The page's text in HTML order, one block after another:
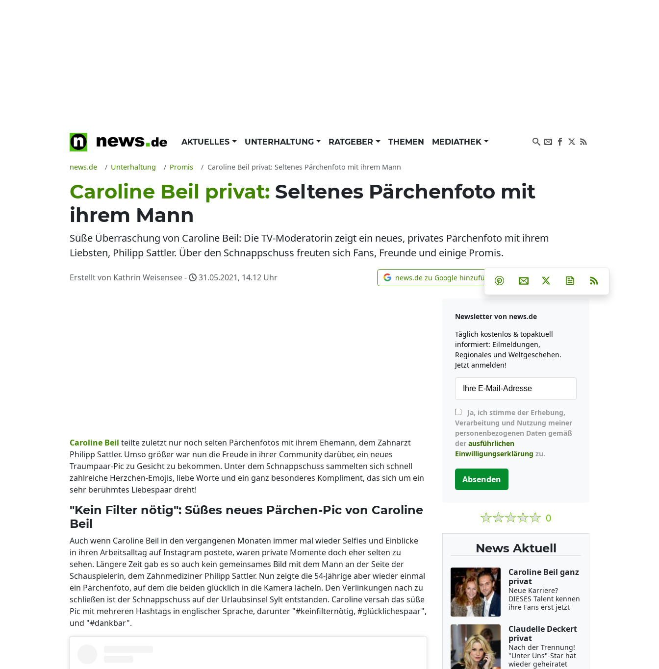
AKTUELLES UNTERHALTUNG RATGEBER THEMEN MEDIATHEK
news.de Unterhaltung Promis Caroline Beil privat: Seltenes Pärchenfoto mit ihrem Mann
Caroline Beil privat: Seltenes Pärchenfoto mit
ihrem Mann
Süße Überraschung von Caroline Beil: Die TV-Moderatorin zeigt ein neues, privates Pärchenfoto mit ihrem
Liebsten, Philipp Sattler. Über den Schnappschuss freuten sich Fans, Freunde und einige Promis.
Erstellt von Kathrin Weisensee - 31.05.2021, 14.12 Uhr news.de zu Google hinzufügen
news.de zu Google hinzufügen Teilen auf Facebook
Teilen auf Whatsapp
Teilen auf Telegram
Teilen auf Pinterest
Per E-Mail teilen
Post auf XNewsletter
Caroline Beil teilte zuletzt nur noch selten Pärchenfotos mit ihrem Ehemann, dem Zahnarzt
Philipp Sattler. Umso größer war nun die Freude in ihrer Community darüber, ein neues
Traumpaar-Pic zu Gesicht zu bekommen. Unter dem Schnappschuss sammelten sich schnell
zahlreiche Herzchen-Emojis, liebe Worte und ein ganz besonderes Kompliment, das sich um ein
sehr berühmtes Liebespaar dreht!
"Kein Filter nötig": Süßes neues Pärchen-Pic von Caroline
Beil
Auch wenn Caroline Beil in den vergangenen Monaten immer mal wieder Selfies und Einblicke
in ihren Arbeitsalltag auf Instagram postete, waren private Momente doch eher selten zu
sehen. Längere Zeit gab es so auch kein gemeinsames Bild mit dem Mann an der Seite der
Schauspielerin, dem Zahnmediziner Philipp Sattler. Nun zeigte die 54-Jährige aber wieder einmal
ein Pärchenfoto, auf dem die beiden glücklich in die Kamera lächeln. Den Verlinkungen nach zu
schließen ist der Schnappschuss auf der Urlaubsinsel Sylt entstanden. Caroline versah das süße
Pic mit mehreren Hashtags in englischer Sprache, darunter "#keinfilternötig, #glücklichespaar",
und "#dankbar".
Newsletter von news.de
Täglich kostenlos & topaktuell
informiert: Eilmeldungen,
Regionales und Weltgeschehen.
Jetzt anmelden!
Verarbeitung und Nutzung meiner
personenbezogenen Daten gemäß
der ausführlichen
Einwilligungserklärung zu.
Absenden
0
News Aktuell
Caroline Beil ganz
privat
Neue Karriere?
DIESES Talent kennen
ihre Fans erst jetzt
Claudelle Deckert
privat
Nach der Trennung!
"Unter Uns"-Star hat
wieder geheiratet